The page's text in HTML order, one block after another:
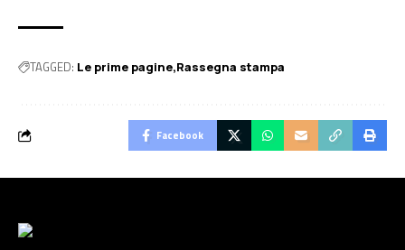
TAGGED: Le prime pagine Rassegna stampa
Facebook